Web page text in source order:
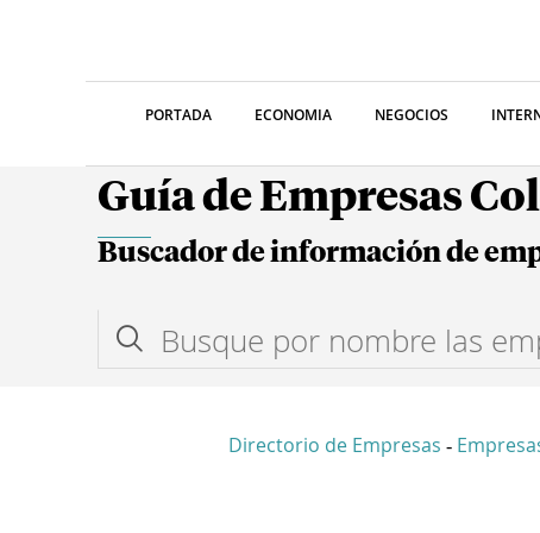
PORTADA ECONOMIA NEGOCIOS
Guía de Empresas
Buscador de información de
Directorio de Empresas -